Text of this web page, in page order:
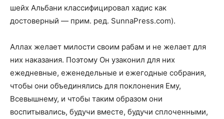
шейх Альбани классифицировал хадис как
достоверный — прим. ред. SunnaPress.com).
Аллах желает милости своим рабам и не желает для
них наказания. Поэтому Он узаконил для них
ежедневные, еженедельные и ежегодные собрания,
чтобы они объединялись для поклонения Ему,
Всевышнему, и чтобы таким образом они
воспитывались, будучи вместе, будучи сплоченными,